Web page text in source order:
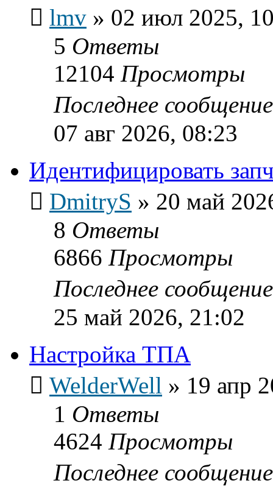
lmv » 02 июл 2025,
5 Ответы
12104 Просмотры
Последнее
07 авг 2026, 08:23
Идентифицировать
DmitryS » 20 май
8 Ответы
6866 Просмотры
Последнее
25 май 2026, 21:02
Настройка ТПА
WelderWell » 19 апр
1 Ответы
4624 Просмотры
Последнее